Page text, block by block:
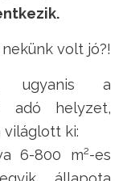
volt jó?!
ugyanis a
adó helyzet,
világlott ki:
6-800 m2-es